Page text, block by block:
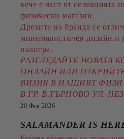
вече е част от селекцията
физически магазин.
Дрехите на бранда се
минималистичен дизайн и
палитра.
РАЗГЛЕДАЙТЕ НОВАТА
ОНЛАЙН ИЛИ
ВИЗИЯ В НАШИЯТ
В ГР. В.ТЪРНОВО УЛ.
20 Фев 2026
SALAMANDER IS